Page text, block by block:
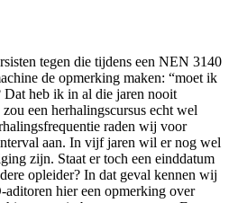
tegen die tijdens een NEN 3140
de opmerking maken: “moet ik
Dat heb ik in al die jaren nooit
een herhalingscursus echt wel
raden wij voor
aan. In vijf jaren wil er nog wel
zijn. Staat er toch een einddatum
opleider? In dat geval kennen wij
hier een opmerking over